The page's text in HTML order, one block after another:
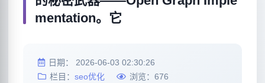
mentation。它
日期： 2026-06-03 02:30:26
栏目： seo优化 浏览： 676